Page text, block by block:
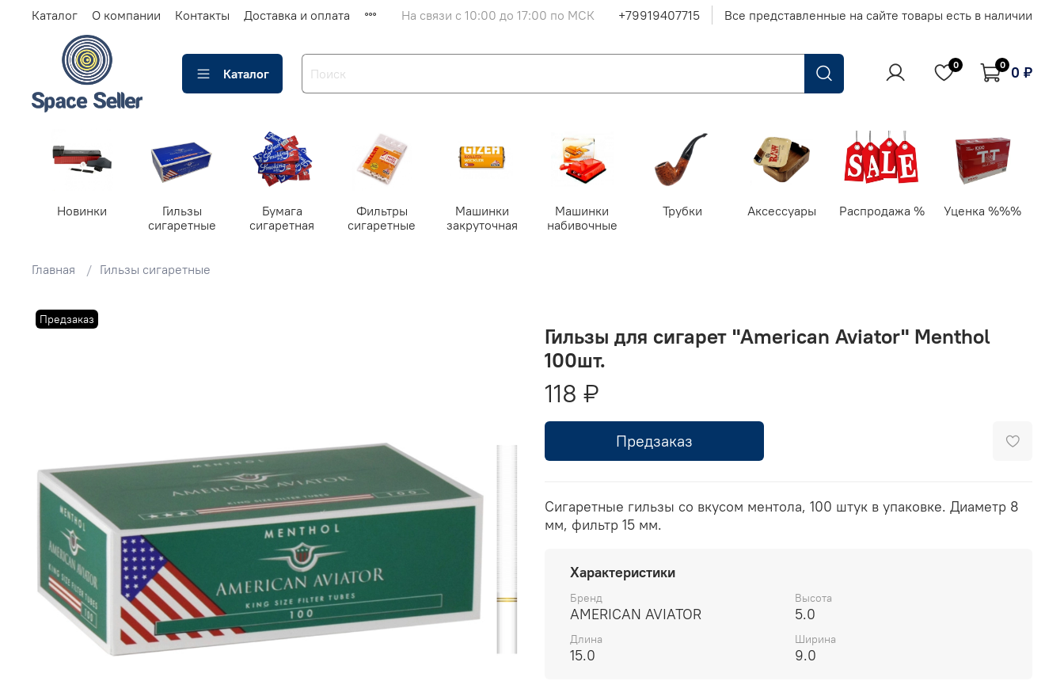
Каталог О компании Контакты Доставка и оплата На связи с 10:00 до 17:00 по МСК +79919407715 Все представленные на сайте товары есть в наличии
Каталог
0 0 0 ₽
Новинки
Гильзы
сигаретные
Бумага
сигаретная
Фильтры
сигаретные
Машинки
закруточная
Машинки
набивочные
Трубки Аксессуары Распродажа % Уценка %%%
Главная Гильзы сигаретные
Предзаказ
Гильзы для сигарет "American Aviator" Menthol
100шт.
118 ₽
Предзаказ
Сигаретные гильзы со вкусом ментола, 100 штук в упаковке. Диаметр 8
мм, фильтр 15 мм.
Характеристики
Бренд
AMERICAN AVIATOR
Высота
5.0
Длина
15.0
Ширина
9.0